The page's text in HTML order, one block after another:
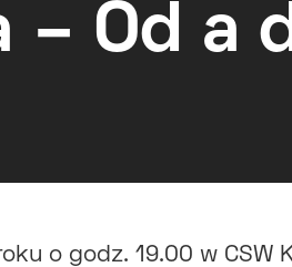
– Od a
o godz. 19.00 w CSW